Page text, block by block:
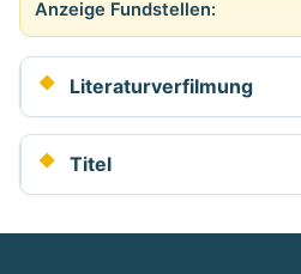
Anzeige #
Literaturverfilmung
Titel